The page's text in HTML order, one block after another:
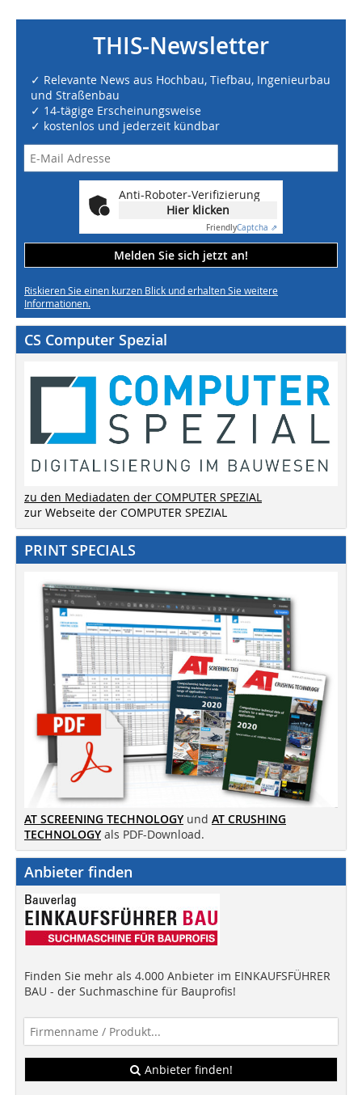
THIS-Newsletter
✓ Relevante News aus Hochbau, Tiefbau, Ingenieurbau
und Straßenbau
✓ 14-tägige Erscheinungsweise
✓ kostenlos und jederzeit kündbar
Anti-Roboter-Verifizierung
Hier klicken
FriendlyCaptcha ⇗
Melden Sie sich jetzt an!
Riskieren Sie einen kurzen Blick und erhalten Sie weitere
Informationen.
CS Computer Spezial
zu den Mediadaten der COMPUTER SPEZIAL
zur Webseite der COMPUTER SPEZIAL
PRINT SPECIALS
AT SCREENING TECHNOLOGY und AT CRUSHING
TECHNOLOGY als PDF-Download.
Anbieter finden
Finden Sie mehr als 4.000 Anbieter im EINKAUFSFÜHRER
BAU - der Suchmaschine für Bauprofis!
Anbieter finden!